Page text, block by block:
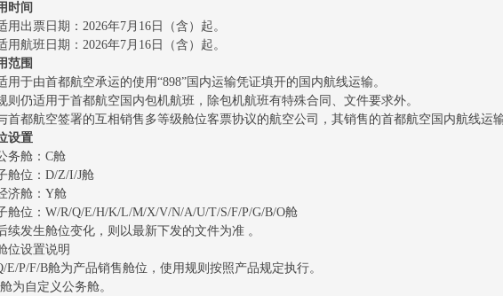
时间
用出票日期：2026年7月16日（含）起。
用航班日期：2026年7月16日（含）起。
范围
用于由首都航空承运的使用“898”国内运输凭证填开的国内航线运输。
则仍适用于首都航空国内包机航班，除包机航班有特殊合同、文件要求外。
首都航空签署的互相销售多等级舱位客票协议的航空公司，其销售的首都航空国内航线运输
设置
务舱：C舱
舱位：D/Z/I/J舱
济舱：Y舱
舱位：W/R/Q/E/H/K/L/M/X/V/N/A/U/T/S/F/P/G/B/O舱
续发生舱位变化，则以最新下发的文件为准 。
位设置说明
E/P/F/B舱为产品销售舱位，使用规则按照产品规定执行。
为自定义公务舱。